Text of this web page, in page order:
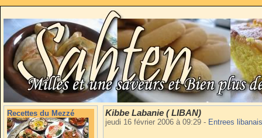
Recettes du Mezzé Kibbe Labanie ( LIBAN)
jeudi 16 février 2006 à 09:29 - Entrees